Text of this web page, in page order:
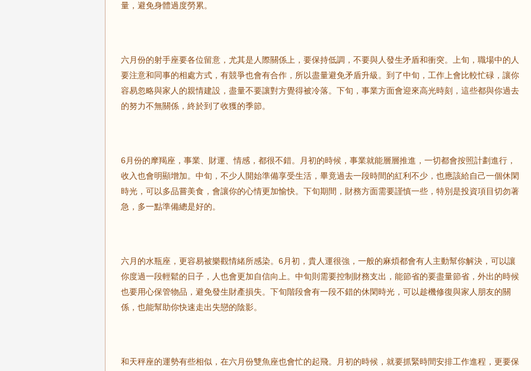
量，避免身體過度勞累。
六月份的射手座要各位留意，尤其是人際關係上，要保持低調，不要與人發生矛盾和衝突。上旬，職場中的人
要注意和同事的相處方式，有競爭也會有合作，所以盡量避免矛盾升級。到了中旬，工作上會比較忙碌，讓你
容易忽略與家人的親情建設，盡量不要讓對方覺得被冷落。下旬，事業方面會迎來高光時刻，這些都與你過去
的努力不無關係，終於到了收獲的季節。
6月份的摩羯座，事業、財運、情感，都很不錯。月初的時候，事業就能層層推進，一切都會按照計劃進行，
收入也會明顯增加。中旬，不少人開始準備享受生活，畢竟過去一段時間的紅利不少，也應該給自己一個休閑
時光，可以多品嘗美食，會讓你的心情更加愉快。下旬期間，財務方面需要謹慎一些，特別是投資項目切勿著
急，多一點準備總是好的。
六月的水瓶座，更容易被樂觀情緒所感染。6月初，貴人運很強，一般的麻煩都會有人主動幫你解決，可以讓
你度過一段輕鬆的日子，人也會更加自信向上。中旬則需要控制財務支出，能節省的要盡量節省，外出的時候
也要用心保管物品，避免發生財產損失。下旬階段會有一段不錯的休閑時光，可以趁機修復與家人朋友的關
係，也能幫助你快速走出失戀的陰影。
和天秤座的運勢有些相似，在六月份雙魚座也會忙的起飛。月初的時候，就要抓緊時間安排工作進程，更要保
牛 虎